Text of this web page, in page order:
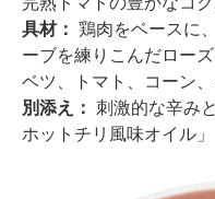
具材： 鶏肉をベースに
ーブを練りこんだロー
ベツ、トマト、コーン
別添え： 刺激的な辛み
ホットチリ風味オイル」